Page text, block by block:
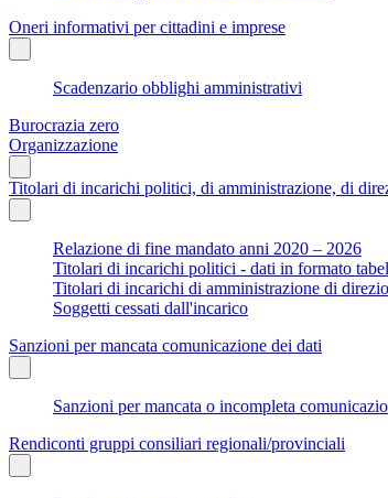
Oneri informativi per cittadini e imprese
Scadenzario obblighi amministrativi
Burocrazia zero
Organizzazione
Titolari di incarichi politici, di amministrazione, di
Relazione di fine mandato anni 2020 – 2026
Titolari di incarichi politici - dati in formato
Titolari di incarichi di amministrazione di
Soggetti cessati dall'incarico
Sanzioni per mancata comunicazione dei dati
Sanzioni per mancata o incompleta
Rendiconti gruppi consiliari regionali/provinciali